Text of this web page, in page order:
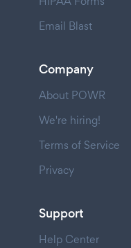
Email Blast
Company
About POWR
We're hiring!
Terms of Service
Privacy
Support
Help Center